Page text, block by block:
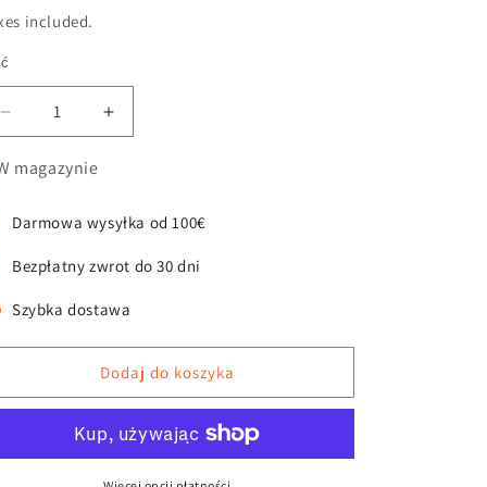
included.
Zmniejsz
ilość
dla
Miękka
plastikowa
podkładka
miskę
Zwiększ
ilość
Miękka
plastikowa
podkładka
miskę
magazynie
Darmowa wysyłka od 100€
Bezpłatny zwrot do 30 dni
Szybka dostawa
Dodaj do koszyka